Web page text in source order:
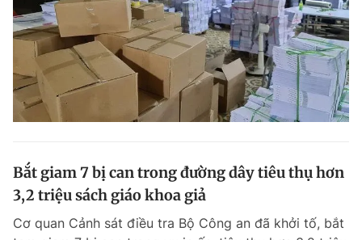
Bắt giam 7 bị can trong đường dây tiêu thụ hơn
3,2 triệu sách giáo khoa giả
Cơ quan Cảnh sát điều tra Bộ Công an đã khởi tố, bắt